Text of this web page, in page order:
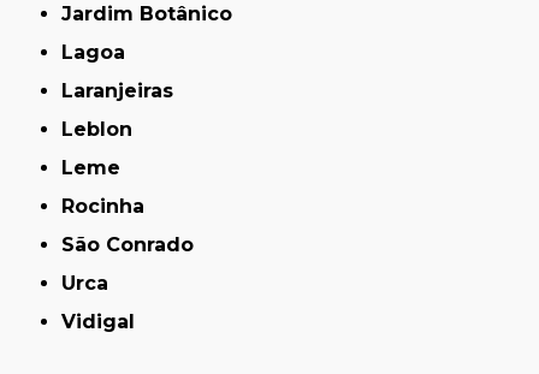
Jardim Botânico
Lagoa
Laranjeiras
Leblon
Leme
Rocinha
São Conrado
Urca
Vidigal